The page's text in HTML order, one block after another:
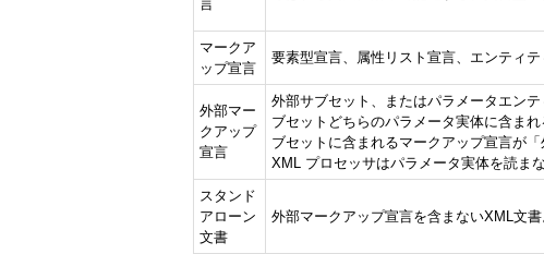
言
マークア
ップ宣言
要素型宣言、属性リスト宣言、エンティ
外部マー
クアップ
宣言
外部サブセット、またはパラメータエン
ブセットどちらのパラメータ実体に含ま
ブセットに含まれるマークアップ宣言が
XML プロセッサはパラメータ実体を読ま
スタンド
アローン
文書
外部マークアップ宣言を含まないXML文